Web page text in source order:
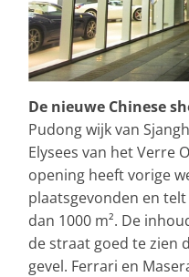
De nieuwe Chinese
Pudong wijk van
Elysees van het Verre
opening heeft vorige
plaatsgevonden en
dan 1000 m². De
de straat goed te zien
gevel. Ferrari en